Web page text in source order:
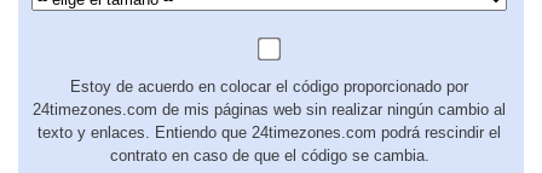
Estoy de acuerdo en colocar el código proporcionado por
24timezones.com de mis páginas web sin realizar ningún cambio al
texto y enlaces. Entiendo que 24timezones.com podrá rescindir el
contrato en caso de que el código se cambia.